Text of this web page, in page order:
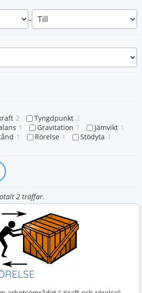
–
2 Tyngdpunkt 2
1 Gravitation 1 Jämvikt 1
1 Rörelse 1 Stödyta 1
2 träffar.